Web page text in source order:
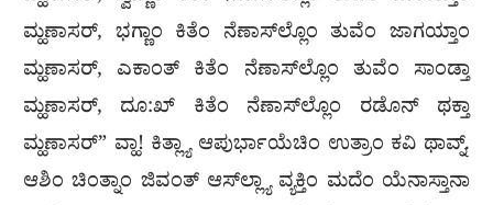
ಮ್ಹಣಾಸರ್, ಭಗ್ಣಾಂ ಕಿತೆಂ ನೆಣಾಸ್‍ಲ್ಲೊಂ ತುವೆಂ ಜಾಗಯ್ತಾಂ
ಮ್ಹಣಾಸರ್, ಎಕಾಂತ್ ಕಿತೆಂ ನೆಣಾಸ್‍ಲ್ಲೊಂ ತುವೆಂ ಸಾಂಡ್ತಾ
ಮ್ಹಣಾಸರ್, ದೂ:ಖ್ ಕಿತೆಂ ನೆಣಾಸ್‍ಲ್ಲೊಂ ರಡೊನ್ ಥಕ್ತಾ
ಮ್ಹಣಾಸರ್” ವ್ಹಾ! ಕಿತ್ಲ್ಯಾ ಆಪುರ್ಭಾಯೆಚಿಂ ಉತ್ರಾಂ ಕವಿ ಥಾವ್ನ್.
ಆಶಿಂ ಚಿಂತ್ನಾಂ ಜಿವಂತ್ ಆಸ್‍ಲ್ಲ್ಯಾ ವ್ಯಕ್ತಿಂ ಮದೆಂ ಯೆನಾಸ್ತಾನಾ